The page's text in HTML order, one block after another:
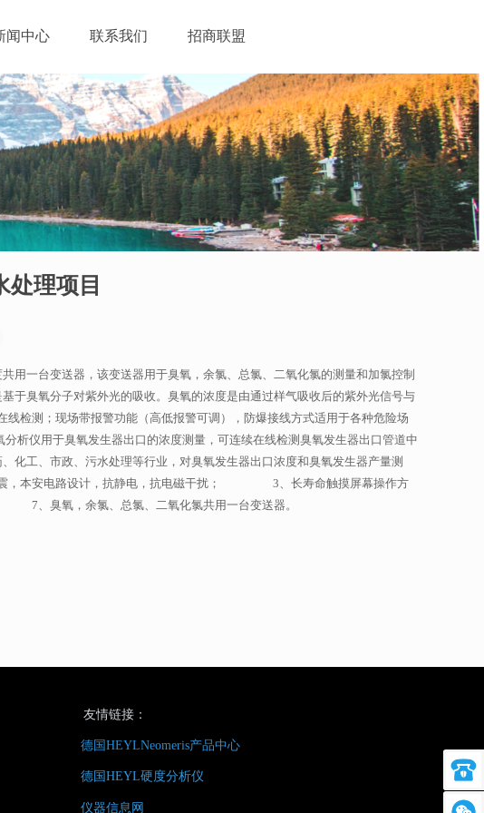
闻中心 联系我们 招商联盟
处理项目
用一台变送器，该变送器用于臭氧，余氯、总氯、二氧化氯的测量和加氯控制
于臭氧分子对紫外光的吸收。臭氧的浓度是由通过样气吸收后的紫外光信号与
测；现场带报警功能（高低报警可调），防爆接线方式适用于各种危险场
用于臭氧发生器出口的浓度测量，可连续在线检测臭氧发生器出口管道中
化工、市政、污水处理等行业，对臭氧发生器出口浓度和臭氧发生器产量测
电路设计，抗静电，抗电磁干扰； 3、长寿命触摸屏幕操作方
，余氯、总氯、二氧化氯共用一台变送器。
友情链接：
德国HEYLNeomeris产品中心
德国HEYL硬度分析仪
仪器信息网
联系